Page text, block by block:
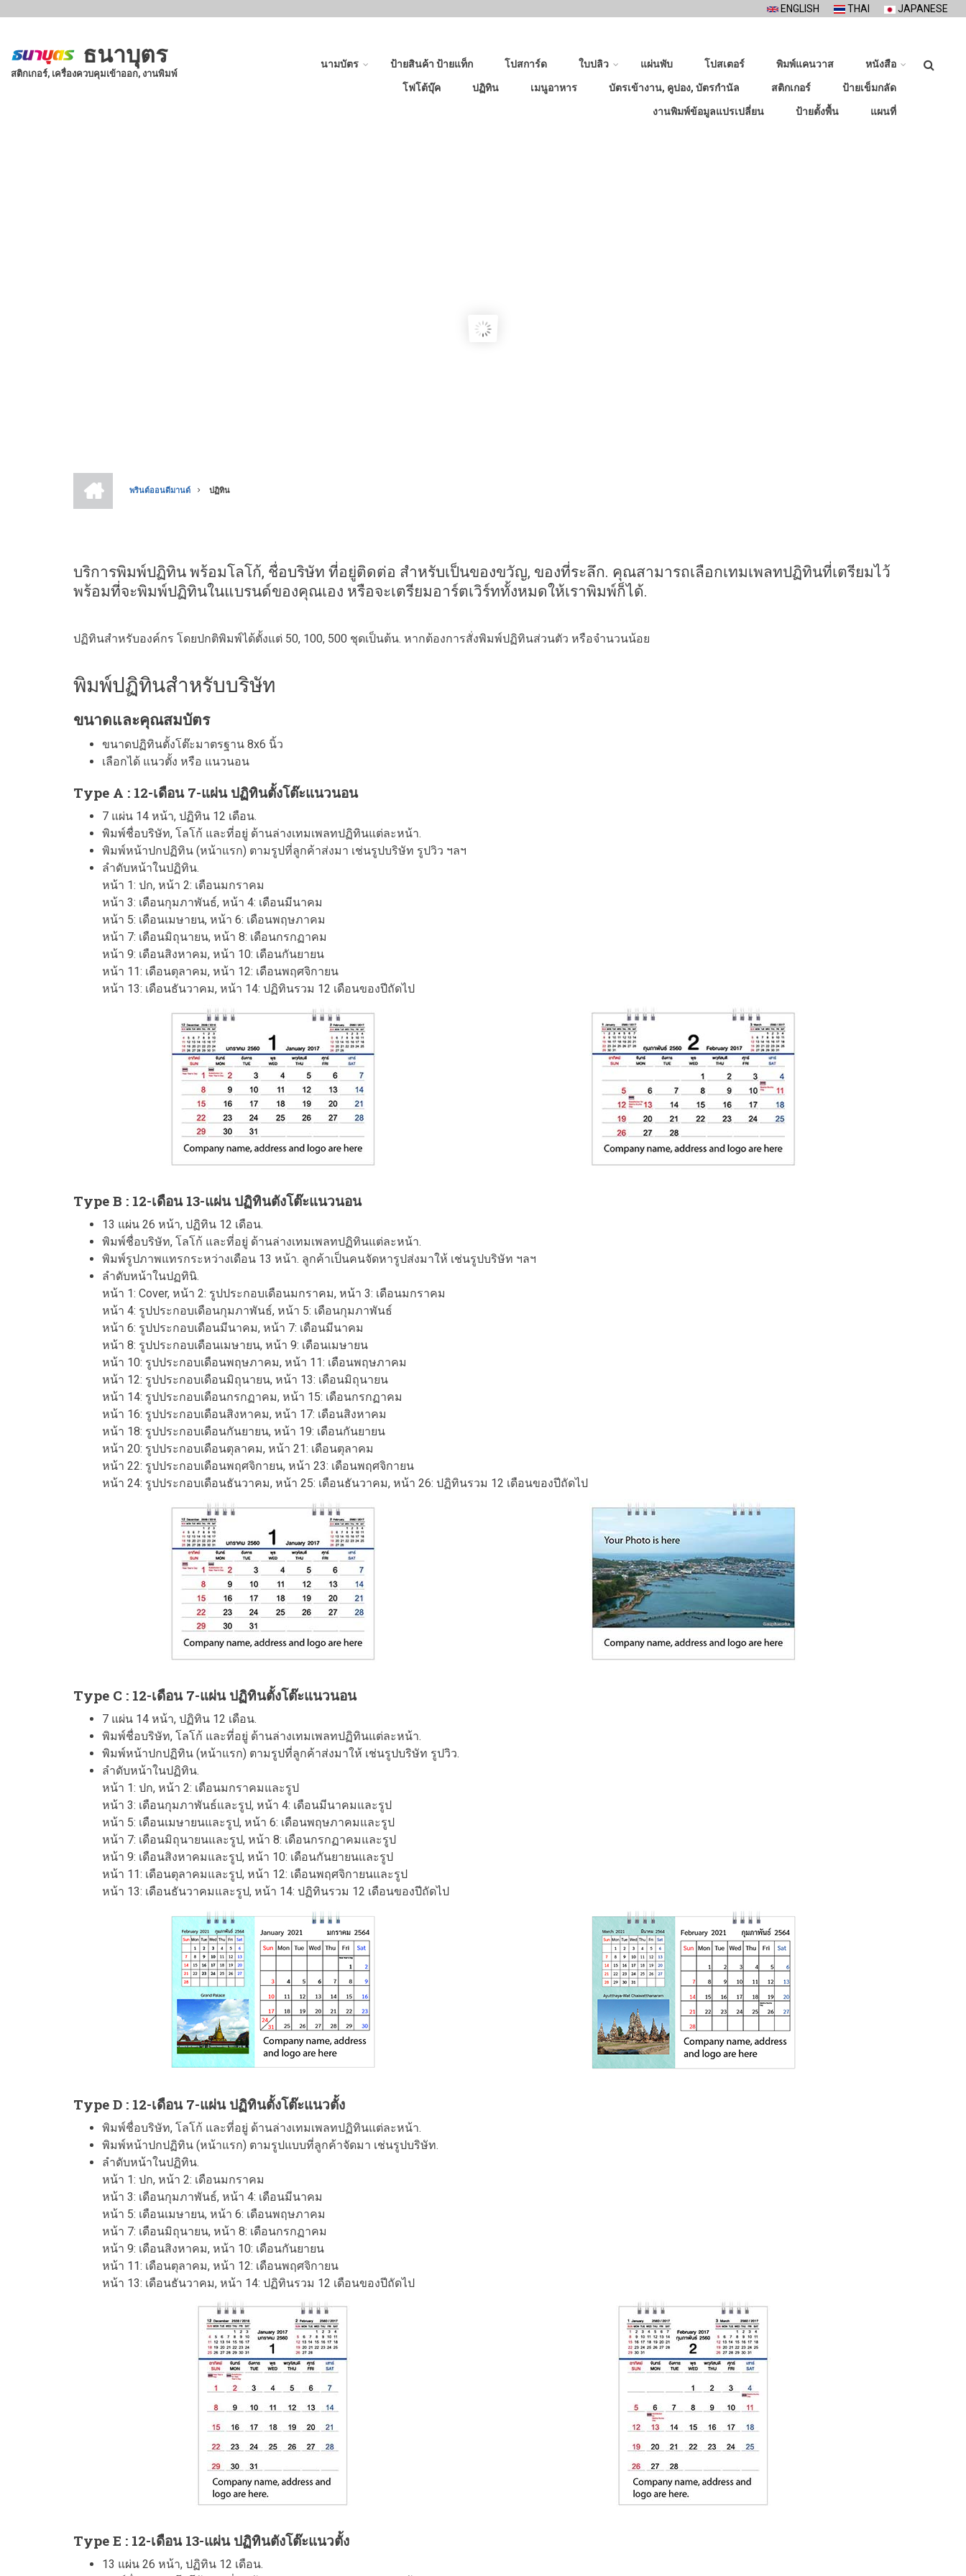
content
ENGLISH THAI JAPANESE
ธนาบุตร
สติกเกอร์, เครื่องควบคุมเข้าออก, งานพิมพ์
ค้นหา
นามบัตร ป้ายสินค้า ป้ายแท็ก โปสการ์ด ใบปลิว แผ่นพับ โปสเตอร์ พิมพ์แคนวาส หนังสือ
โฟโต้บุ๊ค ปฏิทิน เมนูอาหาร บัตรเข้างาน, คูปอง, บัตรกำนัล สติกเกอร์ ป้ายเข็มกลัด
งานพิมพ์ข้อมูลแปรเปลี่ยน ป้ายตั้งพื้น แผนที่
BREADCRUMB
แรก
พรินต์ออนดีมานด์ ปฏิทิน
บริการพิมพ์ปฏิทิน พร้อมโลโก้, ชื่อบริษัท ที่อยู่ติดต่อ สำหรับเป็นของขวัญ, ของที่ระลึก. คุณสามารถเลือกเทมเพลทปฏิทินที่เตรียมไว้
พร้อมที่จะพิมพ์ปฏิทินในแบรนด์ของคุณเอง​ หรือจะเตรียมอาร์ตเวิร์ททั้งหมดให้เราพิมพ์ก็ได้.
ปฏิทินสำหรับองค์กร โดยปกติพิมพ์ได้ตั้งแต่ 50, 100, 500 ชุดเป็นต้น. หากต้องการสั่งพิมพ์ปฏิทินส่วนตัว หรือจำนวนน้อย
พิมพ์ปฏิทินสำหรับบริษัท
ขนาดและคุณสมบัตร
ขนาดปฏิทินตั้งโต๊ะมาตรฐาน 8x6 นิ้ว
เลือกได้ แนวตั้ง หรือ แนวนอน
Type A : 12-เดือน 7-แผ่น ปฏิทินตั้งโต๊ะแนวนอน
7 แผ่น 14 หน้า, ปฏิทิน 12 เดือน.
พิมพ์ชื่อบริษัท, โลโก้ และที่อยู่ ด้านล่างเทมเพลทปฏิทินแต่ละหน้า.
พิมพ์หน้าปกปฏิทิน (หน้าแรก) ตามรูปที่ลูกค้าส่งมา เช่นรูปบริษัท รูปวิว ฯลฯ
ลำดับหน้าในปฏิทิน.
หน้า 1: ปก, หน้า 2: เดือนมกราคม
หน้า 3: เดือนกุมภาพันธ์, หน้า 4: เดือนมีนาคม
หน้า 5: เดือนเมษายน, หน้า 6: เดือนพฤษภาคม
หน้า 7: เดือนมิถุนายน, หน้า 8: เดือนกรกฏาคม
หน้า 9: เดือนสิงหาคม, หน้า 10: เดือนกันยายน
หน้า 11: เดือนตุลาคม, หน้า 12: เดือนพฤศจิกายน
หน้า 13: เดือนธันวาคม, หน้า 14: ปฏิทินรวม 12 เดือนของปีถัดไป
Type B : 12-เดือน 13-แผ่น ปฏิทินตังโต๊ะแนวนอน
13 แผ่น 26 หน้า, ปฏิทิน 12 เดือน.
พิมพ์ชื่อบริษัท, โลโก้ และที่อยู่ ด้านล่างเทมเพลทปฏิทินแต่ละหน้า.
พิมพ์รูปภาพแทรกระหว่างเดือน 13 หน้า. ลูกค้าเป็นคนจัดหารูปส่งมาให้ เช่นรูปบริษัท ฯลฯ
ลำดับหน้าในปฏทินิ.
หน้า 1: Cover, หน้า 2: รูปประกอบเดือนมกราคม, หน้า 3: เดือนมกราคม
หน้า 4: รูปประกอบเดือนกุมภาพันธ์, หน้า 5: เดือนกุมภาพันธ์
หน้า 6: รูปประกอบเดือนมีนาคม, หน้า 7: เดือนมีนาคม
หน้า 8: รูปประกอบเดือนเมษายน, หน้า 9: เดือนเมษายน
หน้า 10: รูปประกอบเดือนพฤษภาคม, หน้า 11: เดือนพฤษภาคม
หน้า 12: รูปประกอบเดือนมิถุนายน, หน้า 13: เดือนมิถุนายน
หน้า 14: รูปประกอบเดือนกรกฏาคม, หน้า 15: เดือนกรกฏาคม
หน้า 16: รูปประกอบเดือนสิงหาคม, หน้า 17: เดือนสิงหาคม
หน้า 18: รูปประกอบเดือนกันยายน, หน้า 19: เดือนกันยายน
หน้า 20: รูปประกอบเดือนตุลาคม, หน้า 21: เดือนตุลาคม
หน้า 22: รูปประกอบเดือนพฤศจิกายน, หน้า 23: เดือนพฤศจิกายน
หน้า 24: รูปประกอบเดือนธันวาคม, หน้า 25: เดือนธันวาคม, หน้า 26: ปฏิทินรวม​ 12 เดือนของปีถัดไป
Type C : 12-เดือน 7-แผ่น ปฏิทินตั้งโต๊ะแนวนอน
7 แผ่น 14 หน้า, ปฏิทิน 12 เดือน.
พิมพ์ชื่อบริษัท, โลโก้ และที่อยู่ ด้านล่างเทมเพลทปฏิทินแต่ละหน้า.
พิมพ์หน้าปกปฏิทิน (หน้าแรก) ตามรูปที่ลูกค้าส่งมาให้ เช่นรูปบริษัท รูปวิว.
ลำดับหน้าในปฏิทิน.
หน้า 1: ปก, หน้า 2: เดือนมกราคมและรูป
หน้า 3: เดือนกุมภาพันธ์และรูป, หน้า 4: เดือนมีนาคมและรูป
หน้า 5: เดือนเมษายนและรูป, หน้า 6: เดือนพฤษภาคมและรูป
หน้า 7: เดือนมิถุนายนและรูป, หน้า 8: เดือนกรกฏาคมและรูป
หน้า 9: เดือนสิงหาคมและรูป, หน้า 10: เดือนกันยายนและรูป
หน้า 11: เดือนตุลาคมและรูป, หน้า 12: เดือนพฤศจิกายนและรูป
หน้า 13: เดือนธันวาคมและรูป, หน้า 14: ปฏิทินรวม 12 เดือนของปีถัดไป
Type D : 12-เดือน 7-แผ่น ปฏิทินตั้งโต๊ะแนวตั้ง
พิมพ์ชื่อบริษัท, โลโก้ และที่อยู่ ด้านล่างเทมเพลทปฏิทินแต่ละหน้า.
พิมพ์หน้าปกปฏิทิน (หน้าแรก) ตามรูปแบบที่ลูกค้าจัดมา เช่นรูปบริษัท.
ลำดับหน้าในปฏิทิน.
หน้า 1: ปก, หน้า 2: เดือนมกราคม
หน้า 3: เดือนกุมภาพันธ์, หน้า 4: เดือนมีนาคม
หน้า 5: เดือนเมษายน, หน้า 6: เดือนพฤษภาคม
หน้า 7: เดือนมิถุนายน, หน้า 8: เดือนกรกฏาคม
หน้า 9: เดือนสิงหาคม, หน้า 10: เดือนกันยายน
หน้า 11: เดือนตุลาคม, หน้า 12: เดือนพฤศจิกายน
หน้า 13: เดือนธันวาคม, หน้า 14: ปฏิทินรวม 12 เดือนของปีถัดไป
Type E : 12-เดือน 13-แผ่น ปฏิทินตังโต๊ะแนวตั้ง
13 แผ่น 26 หน้า, ปฏิทิน 12 เดือน.